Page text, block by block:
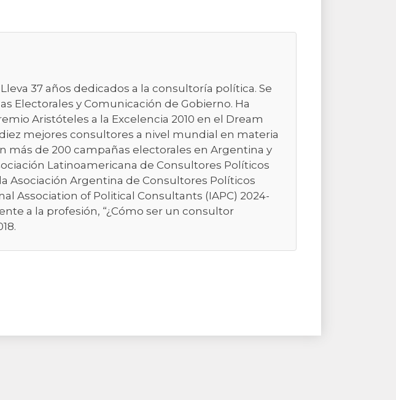
37 años dedicados a la consultoría política. Se
Electorales y Comunicación de Gobierno. Ha
Aristóteles a la Excelencia 2010 en el Dream
mejores consultores a nivel mundial en materia
más de 200 campañas electorales en Argentina y
Latinoamericana de Consultores Políticos
Asociación Argentina de Consultores Políticos
Association of Political Consultants (IAPC) 2024-
a la profesión, “¿Cómo ser un consultor